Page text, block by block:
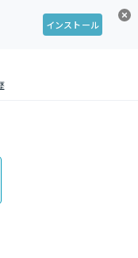
インストール